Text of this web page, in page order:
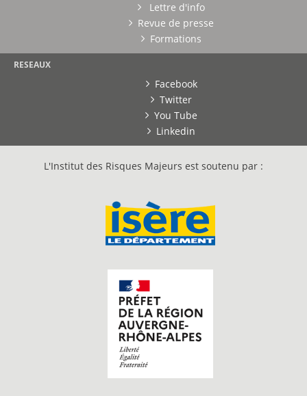
Lettre d'info
Revue de presse
Formations
RESEAUX
Facebook
Twitter
You Tube
Linkedin
L'Institut des Risques Majeurs est soutenu par :